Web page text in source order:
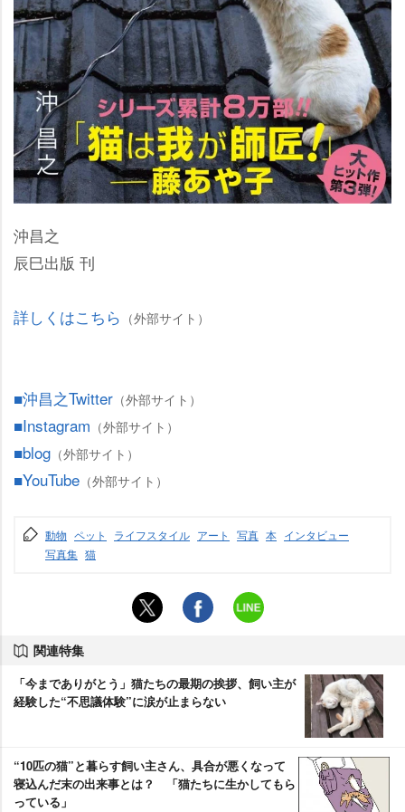
沖昌之
辰巳出版 刊
詳しくはこちら （外部サイト）
■沖昌之Twitter （外部サイト）
■Instagram （外部サイト）
■blog （外部サイト）
■YouTube （外部サイト）
動物 ペット ライフスタイル アート 写真 本 インタビュー
写真集 猫
関連特集
「今までありがとう」猫たちの最期の挨拶、飼い主が
経験した“不思議体験”に涙が止まらない
“10匹の猫”と暮らす飼い主さん、具合が悪くなって
寝込んだ末の出来事とは？ 「猫たちに生かしてもら
っている」